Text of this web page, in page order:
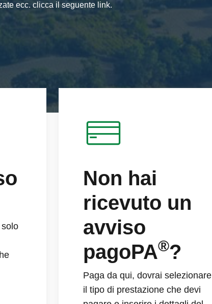
ecc. clicca il seguente link.
Non hai
ricevuto un
avviso
pagoPA®?
Paga da qui, dovrai selezionare
il tipo di prestazione che devi